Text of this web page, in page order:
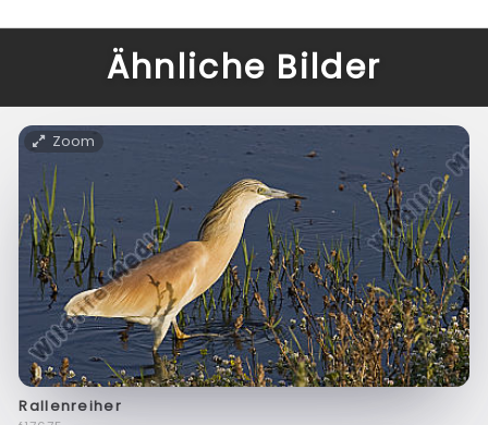
Ähnliche Bilder
Zoom
Rallenreiher